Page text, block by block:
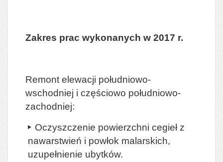
Zakres prac wykonanych w 2017 r.
Remont elewacji południowo-
wschodniej i częściowo południowo-
zachodniej:
Oczyszczenie powierzchni cegieł z
nawarstwień i powłok malarskich,
uzupełnienie ubytków.